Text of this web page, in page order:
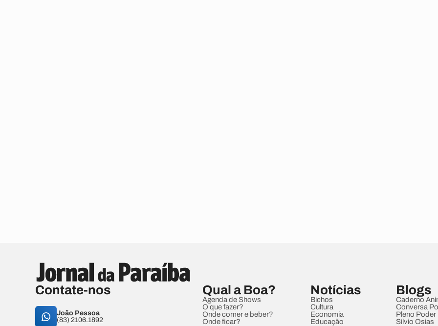
Contate-nos
João Pessoa
(83) 2106.1892
Qual a Boa?
Agenda de Shows
O que fazer?
Onde comer e beber?
Onde ficar?
Notícias
Bichos
Cultura
Economia
Educação
Blogs
Caderno
Conversa
Pleno Poder
Sílvio Osias